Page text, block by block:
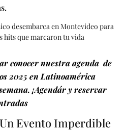
desembarca en Montevideo para
hits que marcaron tu vida
conocer nuestra agenda de
2025 en Latinoamérica
¡Agendár y reservar
Evento Imperdible